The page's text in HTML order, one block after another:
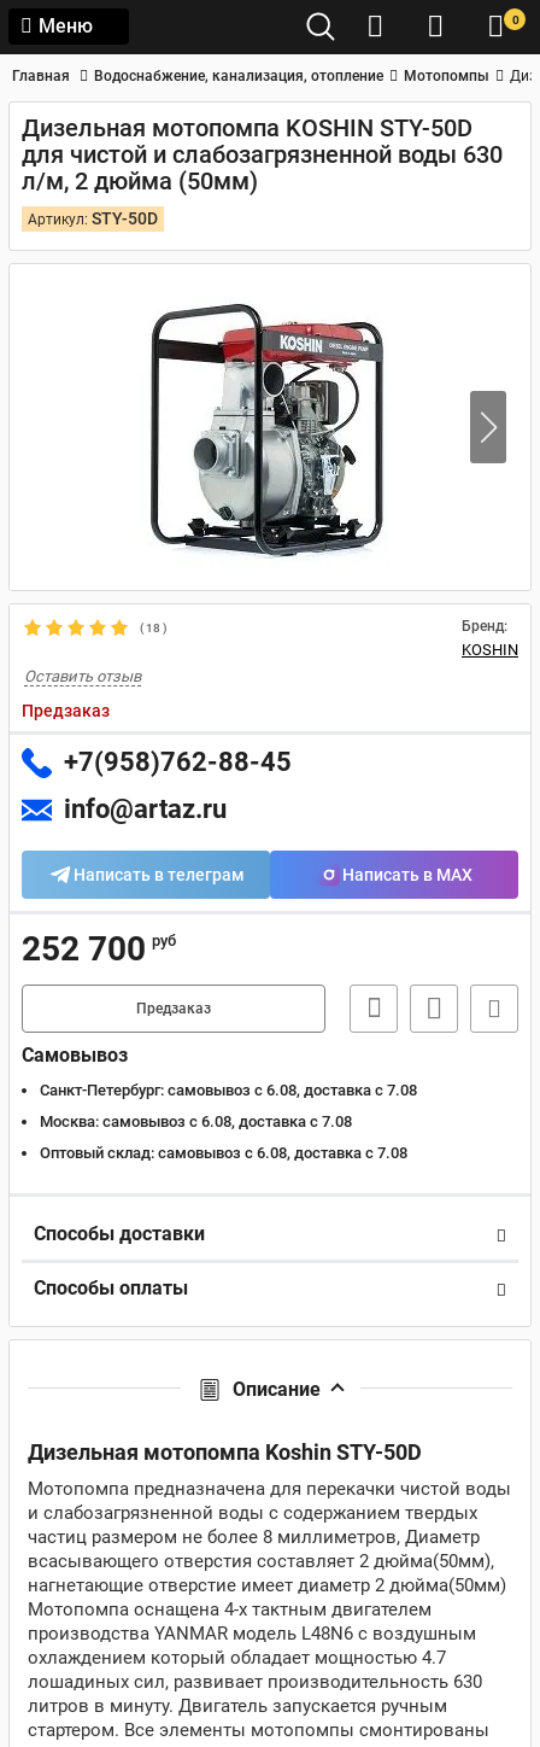
Меню 0
Главная Водоснабжение, канализация, отопление Мотопомпы
Дизельная мотопомпа KOSHIN STY-50D
для чистой и слабозагрязненной воды 630
л/м, 2 дюйма (50мм)
Артикул: STY-50D
(18 ) Бренд:
KOSHIN
Оставить отзыв
Предзаказ
+7(958)762-88-45
info@artaz.ru
Написать в телеграм Написать в MAX
252 700 руб
Предзаказ
Самовывоз
Санкт-Петербург: самовывоз с 6.08, доставка c 7.08
Москва: самовывоз с 6.08, доставка c 7.08
Оптовый склад: самовывоз с 6.08, доставка c 7.08
Способы доставки
Способы оплаты
Описание
Дизельная мотопомпа Koshin STY-50D
Мотопомпа предназначена для перекачки чистой воды
и слабозагрязненной воды c содержанием твердых
частиц размером не более 8 миллиметров, Диаметр
всасывающего отверстия составляет 2 дюйма(50мм),
нагнетающие отверстие имеет диаметр 2 дюйма(50мм)
Мотопомпа оснащена 4-х тактным двигателем
производства YANMAR модель L48N6 с воздушным
охлаждением который обладает мощностью 4.7
лошадиных сил, развивает производительность 630
литров в минуту. Двигатель запускается ручным
стартером. Все элементы мотопомпы смонтированы